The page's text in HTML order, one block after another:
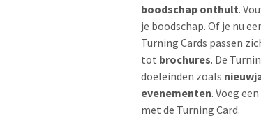
boodschap onthult.
je boodschap. Of je nu
Turning Cards passen
tot brochures. De
doeleinden zoals
evenementen. Voeg
met de Turning Card.